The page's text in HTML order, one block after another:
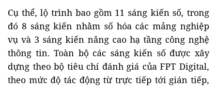
Cụ thể, lộ trình bao gồm 11 sáng kiến số, trong
đó 8 sáng kiến nhằm số hóa các mảng nghiệp
vụ và 3 sáng kiến nâng cao hạ tầng công nghệ
thông tin. Toàn bộ các sáng kiến số được xây
dựng theo bộ tiêu chí đánh giá của FPT Digital,
theo mức độ tác động từ trực tiếp tới gián tiếp,